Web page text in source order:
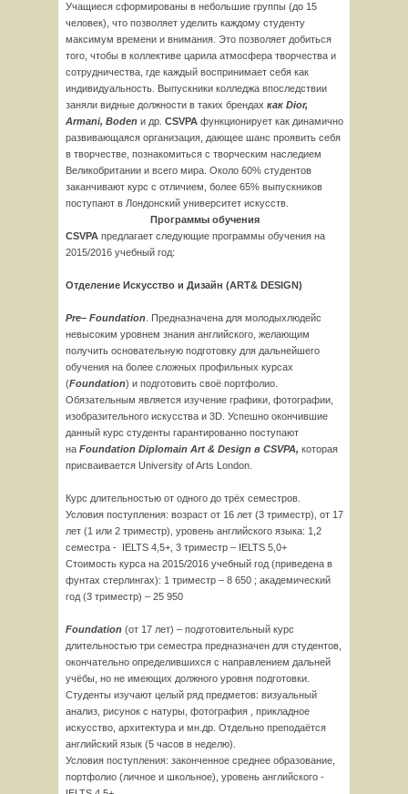
Учащиеся сформированы в небольшие группы (до 15
человек), что позволяет уделить каждому студенту
максимум времени и внимания. Это позволяет добиться
того, чтобы в коллективе царила атмосфера творчества и
сотрудничества, где каждый воспринимает себя как
индивидуальность. Выпускники колледжа впоследствии
заняли видные должности в таких брендах как Dior,
Armani, Boden и др. CSVPA функционирует как динамично
развивающаяся организация, дающее шанс проявить себя
в творчестве, познакомиться с творческим наследием
Великобритании и всего мира. Около 60% студентов
заканчивают курс с отличием, более 65% выпускников
поступают в Лондонский университет искусств.
Программы обучения
CSVPA предлагает следующие программы обучения на
2015/2016 учебный год:
Отделение Искусство и Дизайн (ART& DESIGN)
Pre– Foundation . Предназначена для молодыхлюдейс
невысоким уровнем знания английского, желающим
получить основательную подготовку для дальнейшего
обучения на более сложных профильных курсах
(Foundation) и подготовить своё портфолио.
Обязательным является изучение графики, фотографии,
изобразительного искусства и 3D. Успешно окончившие
данный курс студенты гарантированно поступают
на Foundation Diplomain Art & Design в CSVPA, которая
присваивается University of Arts London.
Курс длительностью от одного до трёх семестров.
Условия поступления: возраст от 16 лет (3 триместр), от 17
лет (1 или 2 триместр), уровень английского языка: 1,2
семестра - IELTS 4,5+, 3 триместр – IELTS 5,0+
Стоимость курса на 2015/2016 учебный год (приведена в
фунтах стерлингах): 1 триместр – 8 650 ; академический
год (3 триместр) – 25 950
Foundation (от 17 лет) – подготовительный курс
длительностью три семестра предназначен для студентов,
окончательно определившихся с направлением дальней
учёбы, но не имеющих должного уровня подготовки.
Студенты изучают целый ряд предметов: визуальный
анализ, рисунок с натуры, фотография , прикладное
искусство, архитектура и мн.др. Отдельно преподаётся
английский язык (5 часов в неделю).
Условия поступления: законченное среднее образование,
портфолио (личное и школьное), уровень английского -